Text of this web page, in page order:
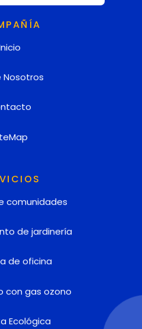
Nosotros
comunidades
de jardinería
de oficina
con gas ozono
Ecológica